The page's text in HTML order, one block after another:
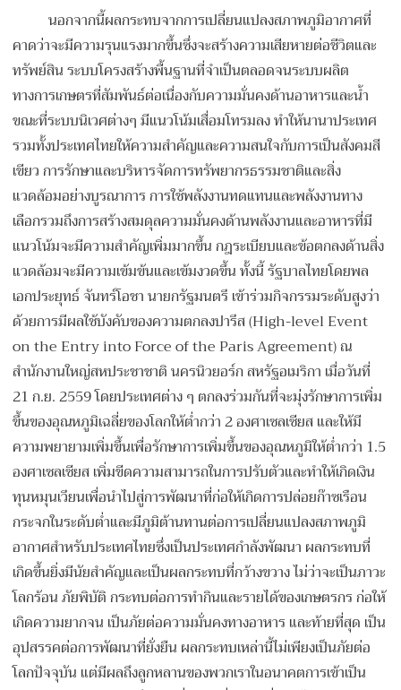
นอกจากนี้ผลกระทบจากการเปลี่ยนแปลงสภาพภูมิอากาศที่
คาดว่าจะมีความรุนแรงมากขึ้นซึ่งจะสร้างความเสียหายต่อชีวิตและ
ทรัพย์สิน ระบบโครงสร้างพื้นฐานที่จําเป็นตลอดจนระบบผลิต
ทางการเกษตรที่สัมพันธ์ต่อเนื่องกับความมั่นคงด้านอาหารและน้ำ
ขณะที่ระบบนิเวศต่างๆ มีแนวโน้มเสื่อมโทรมลง ทําให้นานาประเทศ
รวมทั้งประเทศไทยให้ความสำคัญและความสนใจกับการเป็นสังคมสี
เขียว การรักษาและบริหารจัดการทรัพยากรธรรมชาติและสิ่ง
แวดล้อมอย่างบูรณาการ การใช้พลังงานทดแทนและพลังงานทาง
เลือกรวมถึงการสร้างสมดุลความมั่นคงด้านพลังงานและอาหารที่มี
แนวโน้มจะมีความสําคัญเพิ่มมากขึ้น กฎระเบียบและข้อตกลงด้านสิ่ง
แวดล้อมจะมีความเข้มข้นและเข้มงวดขึ้น ทั้งนี้ รัฐบาลไทยโดยพล
เอกประยุทธ์ จันทร์โอชา นายกรัฐมนตรี เข้าร่วมกิจกรรมระดับสูงว่า
ด้วยการมีผลใช้บังคับของความตกลงปารีส (High-level Event
on the Entry into Force of the Paris Agreement) ณ
สำนักงานใหญ่สหประชาชาติ นครนิวยอร์ก สหรัฐอเมริกา เมื่อวันที่
21 ก.ย. 2559 โดยประเทศต่าง ๆ ตกลงร่วมกันที่จะมุ่งรักษาการเพิ่ม
ขึ้นของอุณหภูมิเฉลี่ยของโลกให้ต่ำกว่า 2 องศาเซลเซียส และให้มี
ความพยายามเพิ่มขึ้นเพื่อรักษาการเพิ่มขึ้นของอุณหภูมิให้ต่ำกว่า 1.5
องศาเซลเซียส เพิ่มขีดความสามารถในการปรับตัวและทำให้เกิดเงิน
ทุนหมุนเวียนเพื่อนำไปสู่การพัฒนาที่ก่อให้เกิดการปล่อยก๊าซเรือน
กระจกในระดับต่ำและมีภูมิต้านทานต่อการเปลี่ยนแปลงสภาพภูมิ
อากาศสำหรับประเทศไทยซึ่งเป็นประเทศกำลังพัฒนา ผลกระทบที่
เกิดขึ้นยิ่งมีนัยสำคัญและเป็นผลกระทบที่กว้างขวาง ไม่ว่าจะเป็นภาวะ
โลกร้อน ภัยพิบัติ กระทบต่อการทำกินและรายได้ของเกษตรกร ก่อให้
เกิดความยากจน เป็นภัยต่อความมั่นคงทางอาหาร และท้ายที่สุด เป็น
อุปสรรคต่อการพัฒนาที่ยั่งยืน ผลกระทบเหล่านี้ไม่เพียงเป็นภัยต่อ
โลกปัจจุบัน แต่มีผลถึงลูกหลานของพวกเราในอนาคตการเข้าเป็น